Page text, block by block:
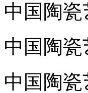
中国陶瓷
中国陶瓷
中国陶瓷